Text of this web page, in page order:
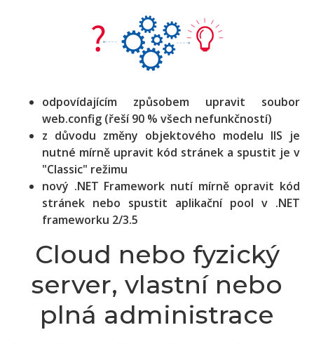
odpovídajícím způsobem upravit soubor
web.config (řeší 90 % všech nefunkčností)
z důvodu změny objektového modelu IIS je
nutné mírně upravit kód stránek a spustit je v
"Classic" režimu
nový .NET Framework nutí mírně opravit kód
stránek nebo spustit aplikační pool v .NET
frameworku 2/3.5
Cloud nebo fyzický
server, vlastní nebo
plná administrace